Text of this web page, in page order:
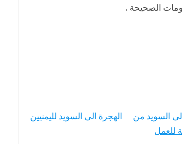
الصحيحة .
السويد من
للعمل
الهجرة الى السويد لليمنيين